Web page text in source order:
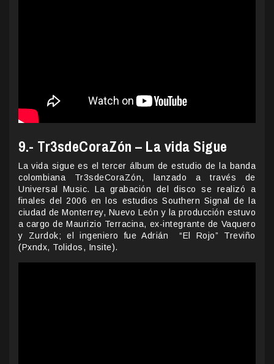
9.- Tr3sdeCoraZón – La vida Sigue
La vida sigue es el tercer álbum de estudio de la banda
colombiana Tr3sdeCoraZón, lanzado a través de
Universal Music. La grabación del disco se realizó a
finales del 2006 en los estudios Southern Signal de la
ciudad de Monterrey, Nuevo León y la producción estuvo
a cargo de Maurizio Terracina, ex-integrante de Vaquero
y Zurdok; el ingeniero fue Adrián “El Rojo” Treviño
(Pxndx, Tolidos, Insite).